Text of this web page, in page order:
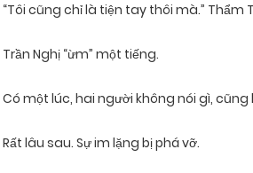
“Tôi cũng chỉ là tiện tay thôi mà.” Thẩm
Trần Nghị “ừm” một tiếng.
Có một lúc, hai người không nói gì,
Rất lâu sau. Sự im lặng bị phá vỡ.